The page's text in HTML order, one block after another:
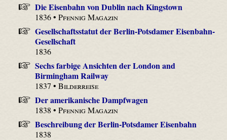
Die Eisenbahn von Dublin nach Kingstown
1836 •Pfennig Magazin
Gesellschaftsstatut der Berlin-Potsdamer Eisenbahn-
Gesellschaft
1836
Sechs farbige Ansichten der London and
Birmingham Railway
1837 •Bilderreise
Der amerikanische Dampfwagen
1838 •Pfennig Magazin
Beschreibung der Berlin-Potsdamer Eisenbahn
1838